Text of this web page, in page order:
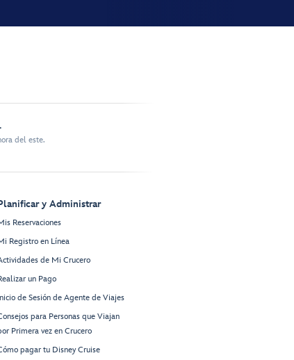
.
del este.
y Administrar
Reservaciones
Registro en Línea
de Mi Crucero
un Pago
de Sesión de Agente de Viajes
para Personas que Viajan
Primera vez en Crucero
pagar tu Disney Cruise